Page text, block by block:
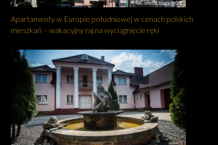
Apartamenty w Europie południowej w cenach polskich
mieszkań – wakacyjny raj na wyciągnięcie ręki